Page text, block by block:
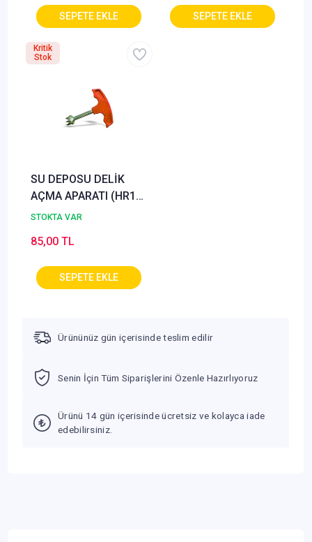
SU DEPOSU DELİK
AÇMA APARATI (HR1
REKOR)
STOKTA VAR
85,00 TL
Kritik
Stok
Ürününüz gün içerisinde teslim edilir
Senin İçin Tüm Siparişlerini Özenle Hazırlıyoruz
Ürünü 14 gün içerisinde ücretsiz ve kolayca iade
edebilirsiniz.